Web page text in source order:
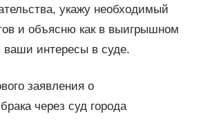
укажу необходимый
и объясню как в выигрышном
ваши интересы в суде.
заявления о
через суд города